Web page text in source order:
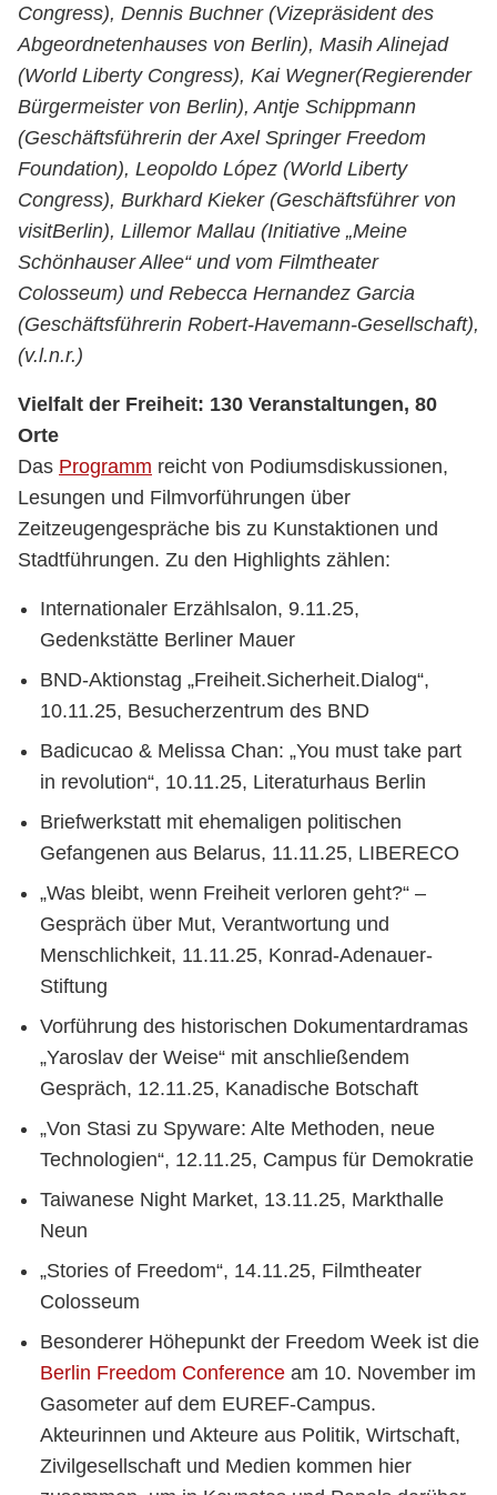
Congress), Dennis Buchner (Vizepräsident des
Abgeordnetenhauses von Berlin), Masih Alinejad
(World Liberty Congress), Kai Wegner(Regierender
Bürgermeister von Berlin), Antje Schippmann
(Geschäftsführerin der Axel Springer Freedom
Foundation), Leopoldo López (World Liberty
Congress), Burkhard Kieker (Geschäftsführer von
visitBerlin), Lillemor Mallau (Initiative „Meine
Schönhauser Allee“ und vom Filmtheater
Colosseum) und Rebecca Hernandez Garcia
(Geschäftsführerin Robert-Havemann-Gesellschaft),
(v.l.n.r.)
Vielfalt der Freiheit: 130 Veranstaltungen, 80
Orte
Das Programm reicht von Podiumsdiskussionen,
Lesungen und Filmvorführungen über
Zeitzeugengespräche bis zu Kunstaktionen und
Stadtführungen. Zu den Highlights zählen:
Internationaler Erzählsalon, 9.11.25,
Gedenkstätte Berliner Mauer
BND-Aktionstag „Freiheit.Sicherheit.Dialog“,
10.11.25, Besucherzentrum des BND
Badicucao & Melissa Chan: „You must take part
in revolution“, 10.11.25, Literaturhaus Berlin
Briefwerkstatt mit ehemaligen politischen
Gefangenen aus Belarus, 11.11.25, LIBERECO
„Was bleibt, wenn Freiheit verloren geht?“ –
Gespräch über Mut, Verantwortung und
Menschlichkeit, 11.11.25, Konrad-Adenauer-
Stiftung
Vorführung des historischen Dokumentardramas
„Yaroslav der Weise“ mit anschließendem
Gespräch, 12.11.25, Kanadische Botschaft
„Von Stasi zu Spyware: Alte Methoden, neue
Technologien“, 12.11.25, Campus für Demokratie
Taiwanese Night Market, 13.11.25, Markthalle
Neun
„Stories of Freedom“, 14.11.25, Filmtheater
Colosseum
Besonderer Höhepunkt der Freedom Week ist die
Berlin Freedom Conference am 10. November im
Gasometer auf dem EUREF-Campus.
Akteurinnen und Akteure aus Politik, Wirtschaft,
Zivilgesellschaft und Medien kommen hier